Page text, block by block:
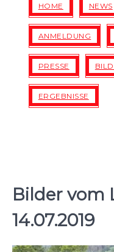
HOME NEWS
ANMELDUNG
PRESSE
ERGEBNISSE
Bilder vom
14.07.2019